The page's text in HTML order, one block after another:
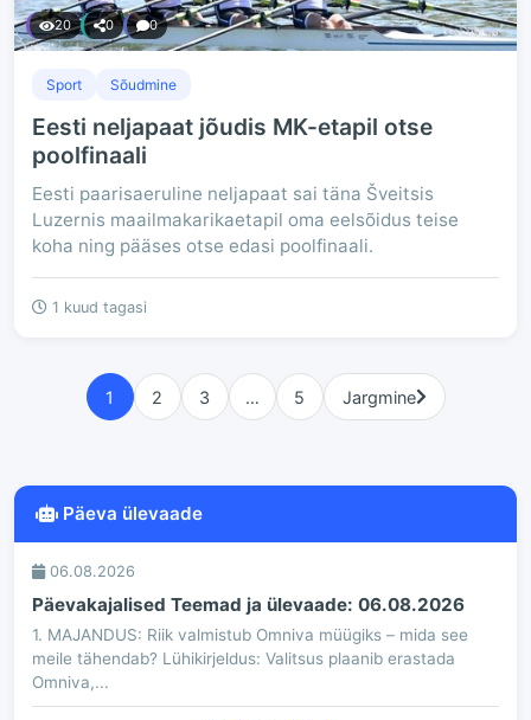
20 0 0
Sport Sõudmine
Eesti neljapaat jõudis MK-etapil otse
poolfinaali
Eesti paarisaeruline neljapaat sai täna Šveitsis
Luzernis maailmakarikaetapil oma eelsõidus teise
koha ning pääses otse edasi poolfinaali.
1 kuud tagasi
1 2 3 … 5 Jargmine
Päeva ülevaade
06.08.2026
Päevakajalised Teemad ja ülevaade: 06.08.2026
1. MAJANDUS: Riik valmistub Omniva müügiks – mida see
meile tähendab? Lühikirjeldus: Valitsus plaanib erastada
Omniva,...